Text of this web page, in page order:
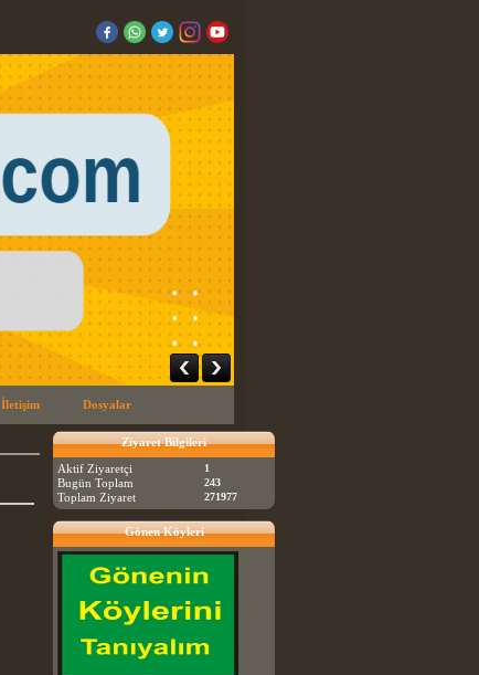
İletişim Dosyalar
Ziyaret Bilgileri
Aktif Ziyaretçi
1
Bugün Toplam 243
Toplam Ziyaret 271977
Gönen Köyleri